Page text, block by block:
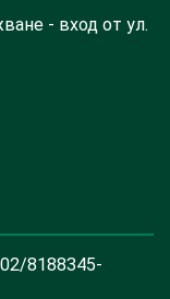
- вход от ул.
02/8188345-